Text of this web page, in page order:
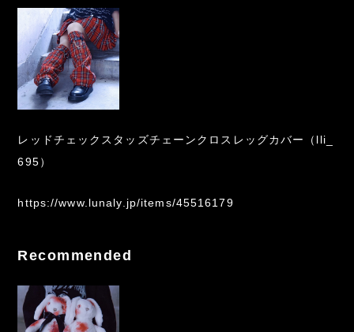
レッドチェックスタッズチェーンクロスレッグカバー（lli_
695）
https://www.lunaly.jp/items/45516179
Recommended